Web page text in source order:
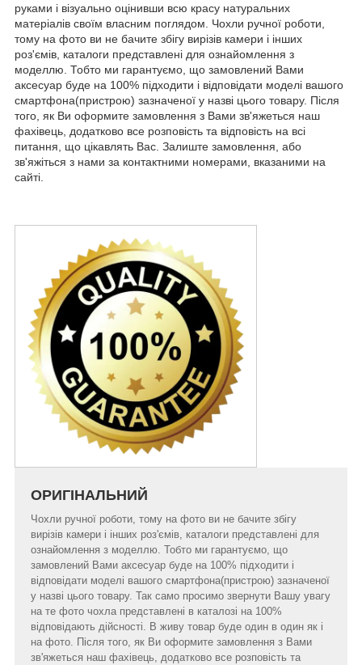
руками і візуально оцінивши всю красу натуральних
матеріалів своїм власним поглядом. Чохли ручної роботи,
тому на фото ви не бачите збігу вирізів камери і інших
роз'ємів, каталоги представлені для ознайомлення з
моделлю. Тобто ми гарантуємо, що замовлений Вами
аксесуар буде на 100% підходити і відповідати моделі вашого
смартфона(пристрою) зазначеної у назві цього товару. Після
того, як Ви оформите замовлення з Вами зв'яжеться наш
фахівець, додатково все розповість та відповість на всі
питання, що цікавлять Вас. Залиште замовлення, або
зв'яжіться з нами за контактними номерами, вказаними на
сайті.
ОРИГІНАЛЬНИЙ
Чохли ручної роботи, тому на фото ви не бачите збігу
вирізів камери і інших роз'ємів, каталоги представлені для
ознайомлення з моделлю. Тобто ми гарантуємо, що
замовлений Вами аксесуар буде на 100% підходити і
відповідати моделі вашого смартфона(пристрою) зазначеної
у назві цього товару. Так само просимо звернути Вашу увагу
на те фото чохла представлені в каталозі на 100%
відповідають дійсності. В живу товар буде один в один як і
на фото. Після того, як Ви оформите замовлення з Вами
зв'яжеться наш фахівець, додатково все розповість та